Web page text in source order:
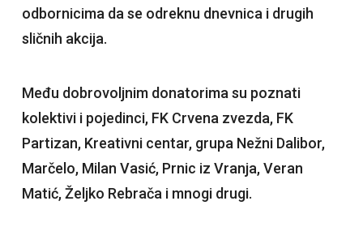
odbornicima da se odreknu dnevnica i drugih
sličnih akcija.
Među dobrovoljnim donatorima su poznati
kolektivi i pojedinci, FK Crvena zvezda, FK
Partizan, Kreativni centar, grupa Nežni Dalibor,
Marčelo, Milan Vasić, Prnic iz Vranja, Veran
Matić, Željko Rebrača i mnogi drugi.